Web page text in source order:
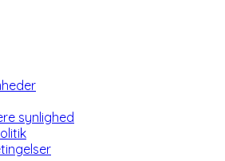
synlighed